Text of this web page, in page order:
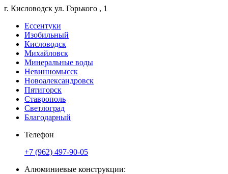
г. Кисловодск ул. Горького , 1
Ессентуки
Изобильный
Кисловодск
Михайловск
Минеральные воды
Невинномысск
Новоалександровск
Пятигорск
Ставрополь
Светлоград
Благодарный
Телефон
+7 (962) 497-90-05
Алюминиевые конструкции: